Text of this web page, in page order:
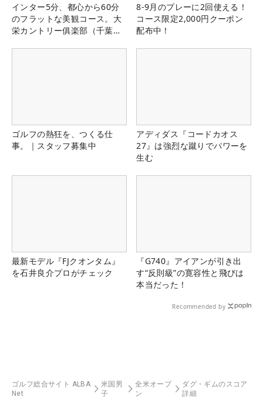
インター5分、都心から60分
のフラットな美観コース。大
栄カントリー俱楽部（千葉
8-9月のプレーに2回使える！
コース限定2,000円クーポン
配布中！
ゴルフの熱狂を、つくる仕
事。｜スタッフ募集中
アディダス『コードカオス
27』は強烈な蹴りでパワーを
生む
最新モデル『FJクオンタム』
を石井良介プロがチェック
『G740』アイアンが引き出
す“反則級”の寛容性と飛びは
本当だった！
Recommended by
ゴルフ総合サイト ALBA
Net
米国男
子
全米オープ
ン
ダグ・ギムのスコア
詳細